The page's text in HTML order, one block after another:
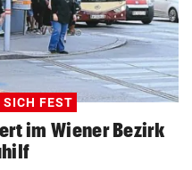
FEST
im Wiener Bezirk